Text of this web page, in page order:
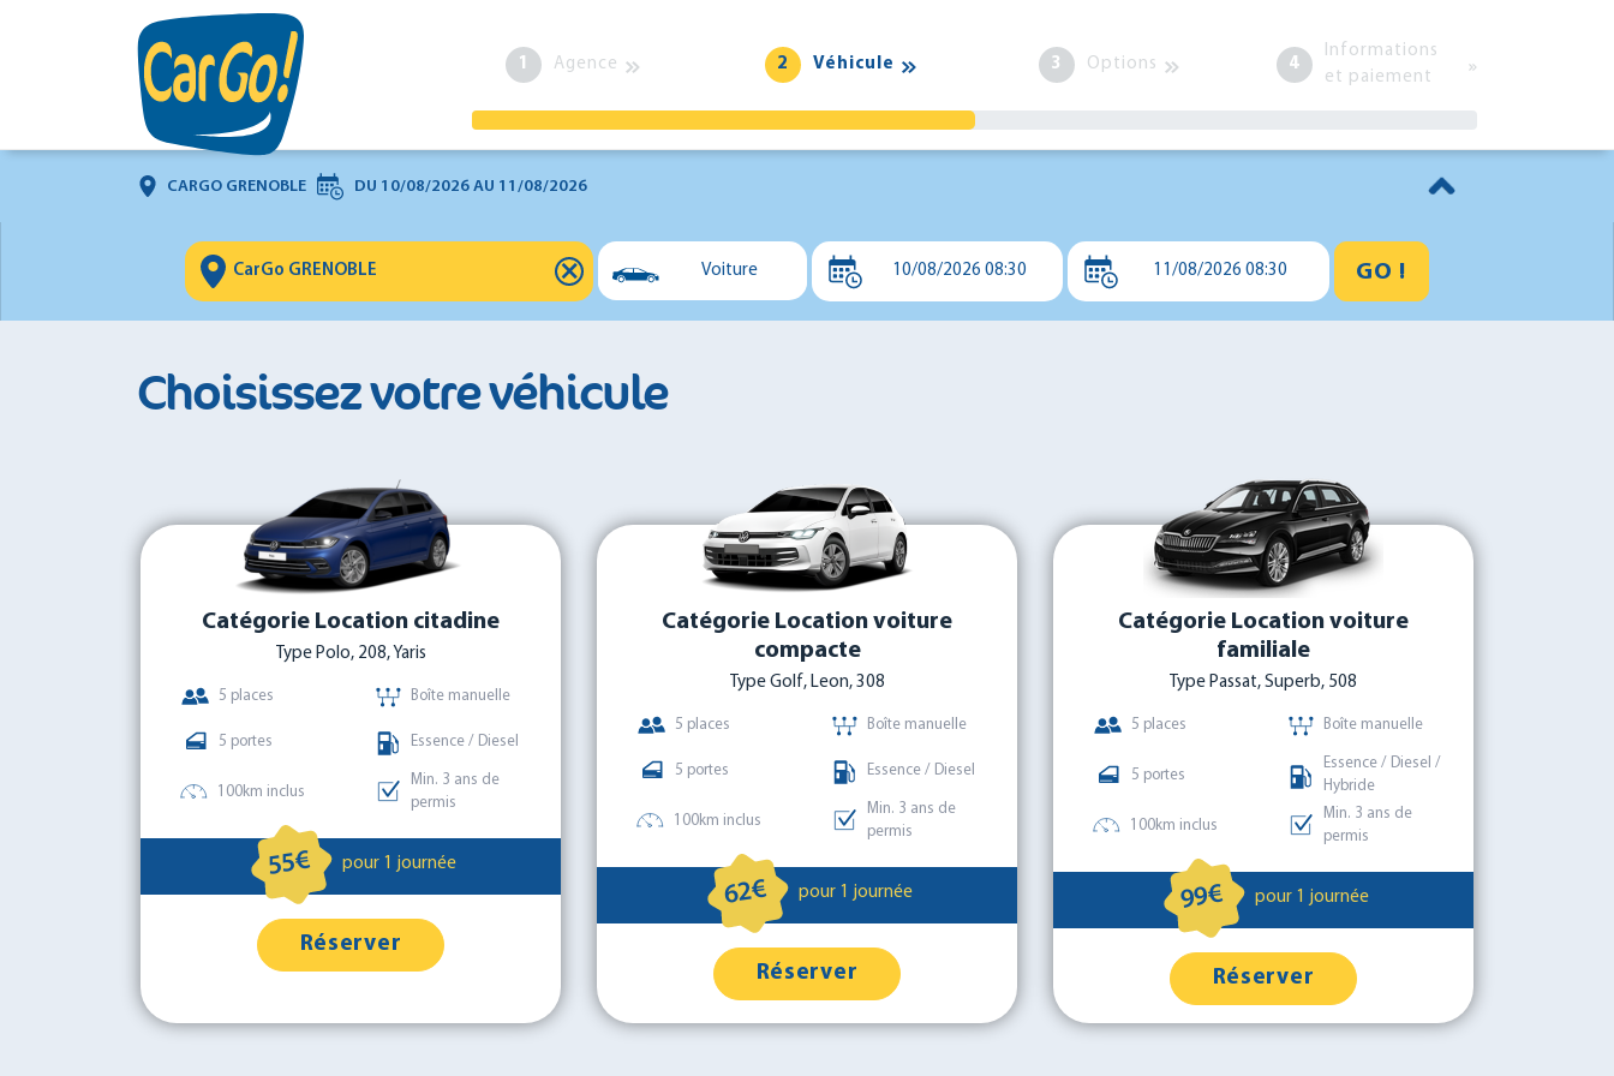
1 Agence 2 Véhicule 3 Options 4
Informations
et paiement
CARGO GRENOBLE DU 10/08/2026 AU 11/08/2026
⨯ Voiture 10/08/2026 08:30 11/08/2026 08:30 GO !
Choisissez votre véhicule
Catégorie Location citadine
Type Polo, 208, Yaris
5 places Boîte manuelle
5 portes Essence / Diesel
100km inclus
Min. 3 ans de
permis
55€ pour 1 journée
Réserver
Catégorie Location voiture
compacte
Type Golf, Leon, 308
5 places Boîte manuelle
5 portes Essence / Diesel
100km inclus
Min. 3 ans de
permis
62€ pour 1 journée
Réserver
Catégorie Location voiture
familiale
Type Passat, Superb, 508
5 places Boîte manuelle
5 portes
Essence / Diesel /
Hybride
100km inclus
Min. 3 ans de
permis
99€ pour 1 journée
Réserver